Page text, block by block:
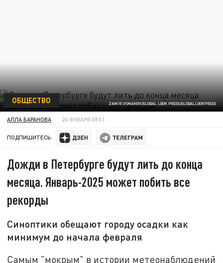
ZAMIR USMANOV/GLOBAL LOOK PRESS/GLOBALLOOKPRESS
ОБЩЕСТВО
АЛЛА БАРАНОВА 26 ЯНВАРЯ 08:51
ПОДПИШИТЕСЬ:
Дожди в Петербурге будут лить до конца
месяца. Январь-2025 может побить все
рекорды
Синоптики обещают городу осадки как
минимум до начала февраля
Самым "мокрым" в истории метеонаблюдений